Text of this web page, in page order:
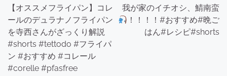
稿
ナ
ビ
ゲ
【オススメフライパン】コレ
ールのデュラナノフライパン
を寺西さんがざっくり解説
#shorts #tettodo #フライパ
ン #おすすめ #コレール
#corelle #pfasfree
我が家のイチオシ、鯖南蛮
！！！！#おすすめ#晩ご
はん#レシピ#shorts